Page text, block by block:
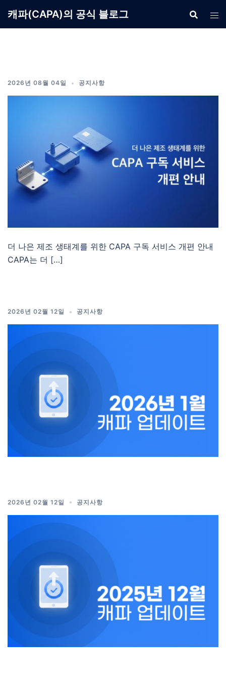
캐파(CAPA)의 공식 블로그
2026년 08월 04일 공지사항
더 나은 제조 생태계를 위한 CAPA 구독 서비스 개편 안내
CAPA는 더 […]
2026년 02월 12일 공지사항
2026년 02월 12일 공지사항